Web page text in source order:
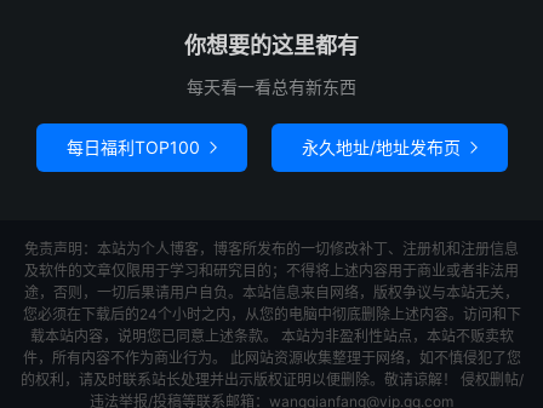
你想要的这里都有
每天看一看总有新东西
每日福利TOP100  永久地址/地址发布页 
免责声明：本站为个人博客，博客所发布的一切修改补丁、注册机和注册信息
及软件的文章仅限用于学习和研究目的；不得将上述内容用于商业或者非法用
途，否则，一切后果请用户自负。本站信息来自网络，版权争议与本站无关，
您必须在下载后的24个小时之内，从您的电脑中彻底删除上述内容。访问和下
载本站内容，说明您已同意上述条款。 本站为非盈利性站点，本站不贩卖软
件，所有内容不作为商业行为。 此网站资源收集整理于网络，如不慎侵犯了您
的权利，请及时联系站长处理并出示版权证明以便删除。敬请谅解！ 侵权删帖/
违法举报/投稿等联系邮箱：wangqianfang@vip.qq.com